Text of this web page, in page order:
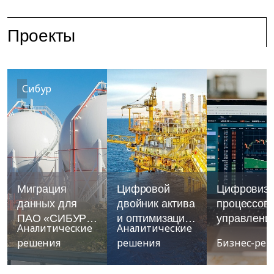
Проекты
Сибур
Миграция
данных для
ПАО «СИБУР
Холдинг»
Аналитические
решения
Цифровой
двойник актива
и оптимизация
процессов на
месторождении
Аналитические
решения
процессов
проектами
Бизнес-